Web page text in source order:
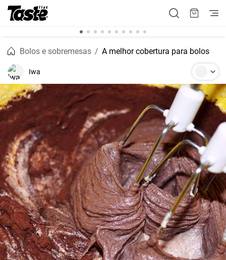
Bolos e sobremesas A melhor cobertura para bolos
Iwa